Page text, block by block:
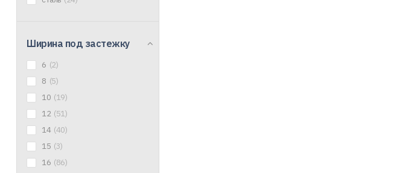
Ширина под застежку
6 (2)
8 (5)
10 (19)
12 (51)
14 (40)
15 (3)
16 (86)